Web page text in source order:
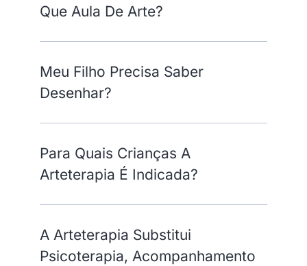
Que Aula De Arte?
Meu Filho Precisa Saber
Desenhar?
Para Quais Crianças A
Arteterapia É Indicada?
A Arteterapia Substitui
Psicoterapia, Acompanhamento